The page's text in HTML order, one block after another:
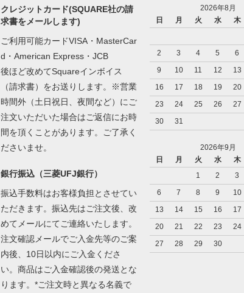
クレジットカード(SQUARE社の請
求書をメールします)
ご利用可能カードVISA・MasterCar
d・American Express・JCB
後ほど改めてSquareインボイス
（請求書）をお送りします。※営業
時間外（土日祝日、夜間など）にご
注文いただいた場合はご返信にお時
間を頂くことがあります。ご了承く
ださいませ。
銀行振込（三菱UFJ銀行）
振込手数料はお客様負担とさせてい
ただきます。振込先はご注文後、改
めてメールにてご連絡いたします。
注文確認メールでご入金先等のご案
内後、10日以内にご入金くださ
い。商品はご入金確認後の発送とな
ります。*ご注文時と異なる名義で
2026年8月
日
月 火 水 木
2
3 4 5 6
9
10 11 12 13
16
17 18 19 20
23
24 25 26 27
30
31
2026年9月
日
月 火 水 木
1
2 3
6
7 8 9 10
13
14 15 16 17
20
21 22 23 24
27
28 29 30